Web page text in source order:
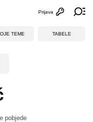
Otvori
Prijava
TEME TABELE
pobjede